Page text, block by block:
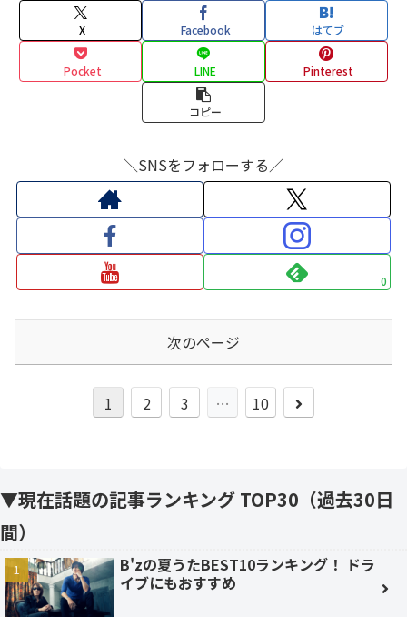
X Facebook はてブ
Pocket LINE Pinterest
コピー
＼SNSをフォローする／
0
次のページ
1 2 3 … 10
次
▼現在話題の記事ランキング TOP30（過去30日
間）
B'zの夏うたBEST10ランキング！ ドラ
イブにもおすすめ